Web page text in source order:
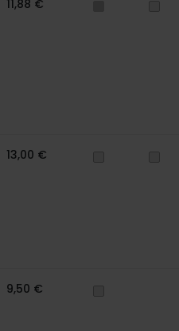
11,88 €
13,00 €
9,50 €